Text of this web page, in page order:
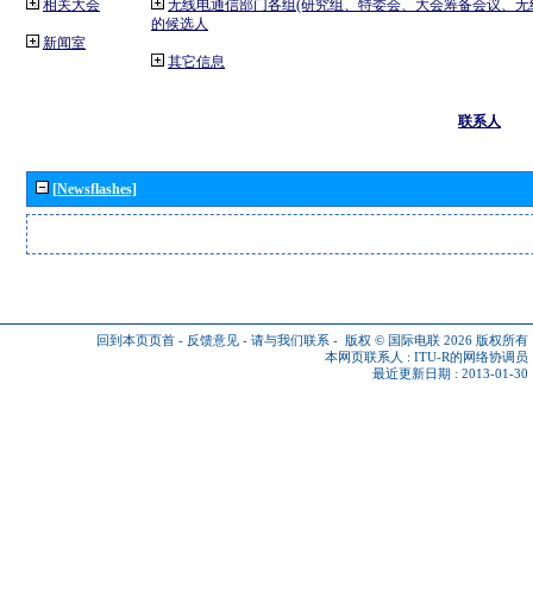
相关大会
新闻室
无线电通信部门各组(研究组、特委会、大会筹备会议、
的候选人
其它信息
联系人
[Newsflashes]
回到本页页首 - 反馈意见 - 请与我们联系 - 版权 © 国际电联 2026 版权所有
本网页联系人 : ITU-R的网络协调员
最近更新日期 : 2013-01-30